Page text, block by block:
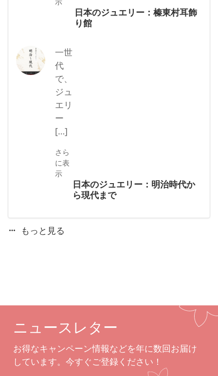
日本のジュエリー：榛東村耳飾
り館
日本のジュエリー：明治時代か
ら現代まで
一世
代
で、
ジュ
エリ
ー
[…]
さら
に表
示
もっと見る
ニュースレター
お得なキャンペーン情報などを年に数回お届け
しています。今すぐご登録ください！